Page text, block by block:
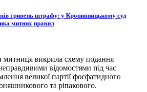
гривень штрафу: у Кропивницькому суд
митних правил
викрила схему подання
відомостями під час
великої партії фосфатидного
та ріпакового.